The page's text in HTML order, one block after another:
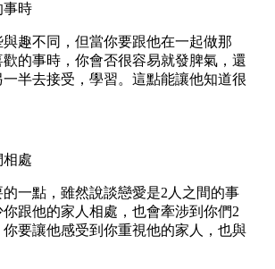
事時
趣不同，但當你要跟他在一起做那
的事時，你會否很容易就發脾氣，還
半去接受，學習。 這點能讓他知道很
相處
一點，雖然說談戀愛是2人之間的事
跟他的家人相處，也會牽涉到你們2
你要讓他感受到你重視他的家人，也與